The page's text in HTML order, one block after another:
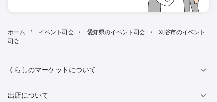
ホーム イベント司会 愛知県のイベント司会
刈谷市のイベント
司会
くらしのマーケットについて
出店について